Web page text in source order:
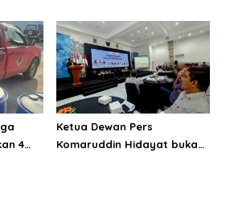
mekanisme sengketa
jurnalistik
4
Ketua Dewan Pers
Komaruddin Hidayat buka